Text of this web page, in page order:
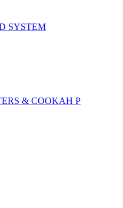
SYSTEM
& COOKAH P